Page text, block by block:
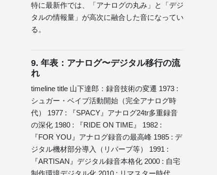
特に最新作では、「アナログの丸み」と「デジ
タルの情報量」が高次に融合した音になってい
る。
9. 年表：アナログ〜デジタル移行の流
れ
timeline title 山下達郎：録音技術の変遷 1973 :
シュガー・ベイブ活動開始（完全アナログ時
代） 1977 : 『SPACY』アナログ24tr多重録音
の深化 1980 : 『RIDE ON TIME』 1982 :
『FOR YOU』アナログ録音の最高峰 1985 : デ
ジタル機材部分導入（リバーブ等） 1991 :
『ARTISAN』デジタル録音本格化 2000 : 自宅
制作環境デジタル化 2010 : リマスター時代、